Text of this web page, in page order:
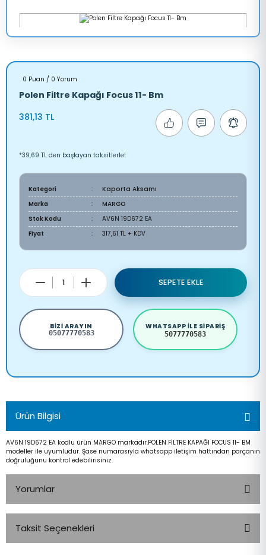
0 Puan / 0 Yorum
Polen Filtre Kapağı Focus 11- Bm
381,13 TL
*39,69 TL den başlayan taksitlerle!
Kategori
Kaporta Aksamı
Marka
MARGO
Stok Kodu
AV6N 19D672 EA
Fiyat
317,61 TL + KDV
SEPETE EKLE
BIZI ARAYIN
05077770583
WHATSAPP ILE SIPARIŞ
5077770583
Ürün Bilgisi
AV6N 19D672 EA kodlu ürün MARGO markadır.POLEN FİLTRE KAPAĞI FOCUS 11- BM
modeller ile uyumludur. Şase numarasıyla whatsapp iletişim hattından parçanın
doğruluğunu kontrol edebilirisiniz.
Yorumlar
Taksit Seçenekleri